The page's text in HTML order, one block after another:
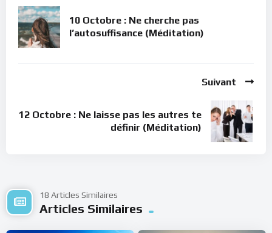
10 Octobre : Ne cherche pas
l’autosuffisance (Méditation)
Suivant
12 Octobre : Ne laisse pas les autres te
définir (Méditation)
18 Articles Similaires
Articles Similaires